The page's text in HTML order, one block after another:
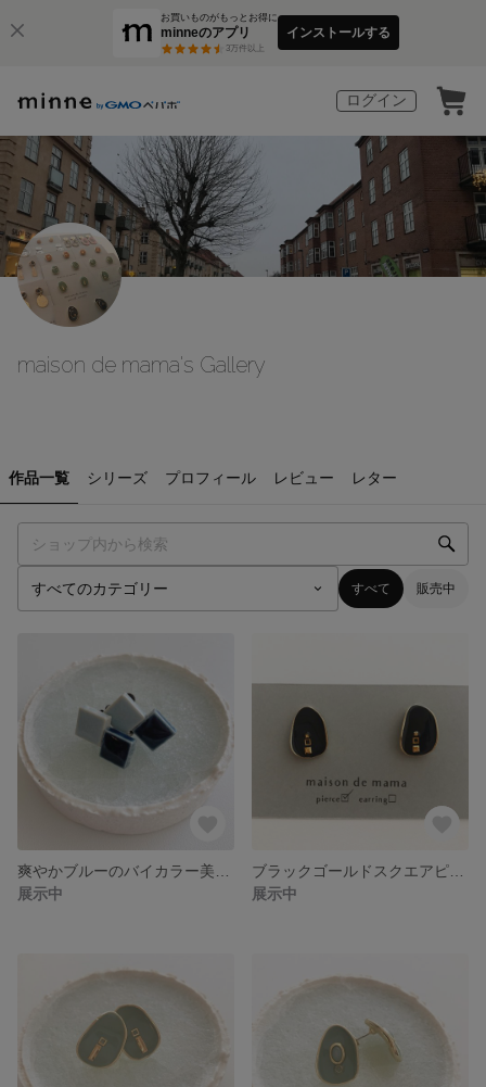
お買いものがもっとお得に
minneのアプリ
3万件以上
インストールする
ログイン
maison de mama's Gallery
作品一覧 シリーズ プロフィール レビュー レター
すべて 販売中
展示中
展示中